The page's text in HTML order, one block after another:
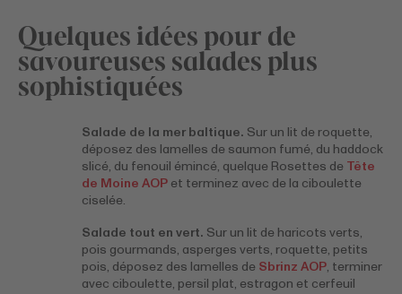
Quelques idées pour de
savoureuses salades plus
sophistiquées
Salade de la mer baltique. Sur un lit de roquette,
déposez des lamelles de saumon fumé, du haddock
slicé, du fenouil émincé, quelque Rosettes de Tête
de Moine AOP et terminez avec de la ciboulette
ciselée.
Salade tout en vert. Sur un lit de haricots verts,
pois gourmands, asperges verts, roquette, petits
pois, déposez des lamelles de Sbrinz AOP, terminer
avec ciboulette, persil plat, estragon et cerfeuil